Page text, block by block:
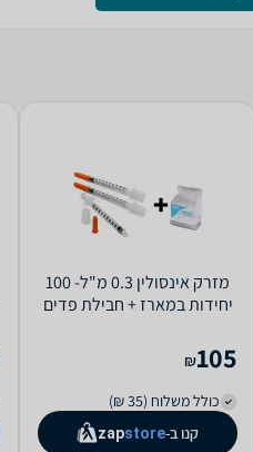
מזרק אינסולין 0.3 מ"ל- 100
יחידות במארז + חבילת פדים
105
₪
כולל משלוח (35 ₪)
קנו ב-
zapstore